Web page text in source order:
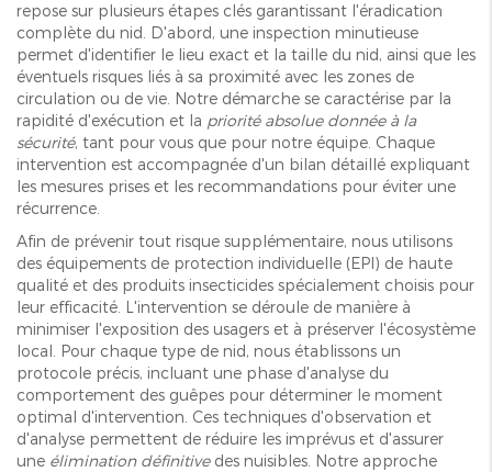
repose sur plusieurs étapes clés garantissant l'éradication
complète du nid. D'abord, une inspection minutieuse
permet d'identifier le lieu exact et la taille du nid, ainsi que les
éventuels risques liés à sa proximité avec les zones de
circulation ou de vie. Notre démarche se caractérise par la
rapidité d'exécution et la priorité absolue donnée à la
sécurité, tant pour vous que pour notre équipe. Chaque
intervention est accompagnée d'un bilan détaillé expliquant
les mesures prises et les recommandations pour éviter une
récurrence.
Afin de prévenir tout risque supplémentaire, nous utilisons
des équipements de protection individuelle (EPI) de haute
qualité et des produits insecticides spécialement choisis pour
leur efficacité. L'intervention se déroule de manière à
minimiser l'exposition des usagers et à préserver l'écosystème
local. Pour chaque type de nid, nous établissons un
protocole précis, incluant une phase d'analyse du
comportement des guêpes pour déterminer le moment
optimal d'intervention. Ces techniques d'observation et
d'analyse permettent de réduire les imprévus et d'assurer
une élimination définitivedes nuisibles. Notre approche